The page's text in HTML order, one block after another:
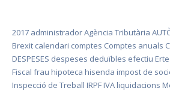
2017 administradorAgència Tributària
Brexit calendari comptes Comptes anuals
DESPESES despeses deduïbles efectiu Erte
Fiscal frau hipoteca hisenda impost de
Inspecció de Treball IRPF IVA liquidacions